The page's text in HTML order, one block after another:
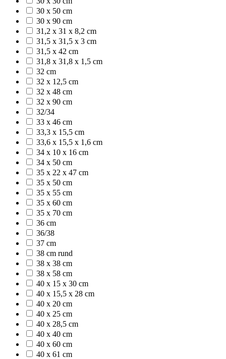
30 x 50 cm
30 x 90 cm
31,2 x 31 x 8,2 cm
31,5 x 31,5 x 3 cm
31,5 x 42 cm
31,8 x 31,8 x 1,5 cm
32 cm
32 x 12,5 cm
32 x 48 cm
32 x 90 cm
32/34
33 x 46 cm
33,3 x 15,5 cm
33,6 x 15,5 x 1,6 cm
34 x 10 x 16 cm
34 x 50 cm
35 x 22 x 47 cm
35 x 50 cm
35 x 55 cm
35 x 60 cm
35 x 70 cm
36 cm
36/38
37 cm
38 cm rund
38 x 38 cm
38 x 58 cm
40 x 15 x 30 cm
40 x 15,5 x 28 cm
40 x 20 cm
40 x 25 cm
40 x 28,5 cm
40 x 40 cm
40 x 60 cm
40 x 61 cm